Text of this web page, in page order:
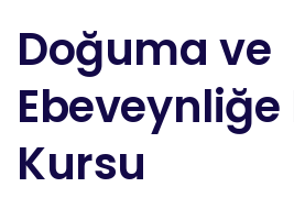
Doğuma ve
Ebeveynliğe
Kursu